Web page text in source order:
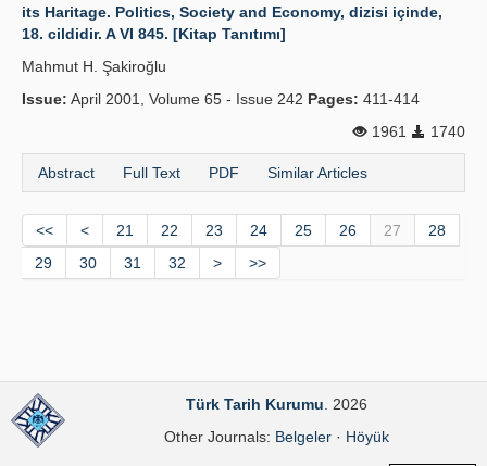
its Haritage. Politics, Society and Economy, dizisi içinde,
18. cildidir. A VI 845. [Kitap Tanıtımı]
Mahmut H. Şakiroğlu
Issue: April 2001, Volume 65 - Issue 242 Pages: 411-414
1961
1740
Abstract Full Text PDF Similar Articles
<< < 21 22 23 24 25 26 27
28
29
30 31 32 > >>
Türk Tarih Kurumu . 2026
Other Journals: Belgeler· Höyük